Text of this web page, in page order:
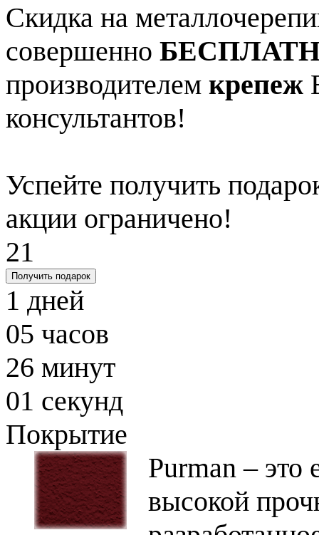
Скидка на
совершенно
производителем крепеж
консультантов!
Успейте получить
акции ограничено!
21
Получить подарок
1 дней
05 часов
26 минут
00 секунд
Покрытие
Purman – это
высокой